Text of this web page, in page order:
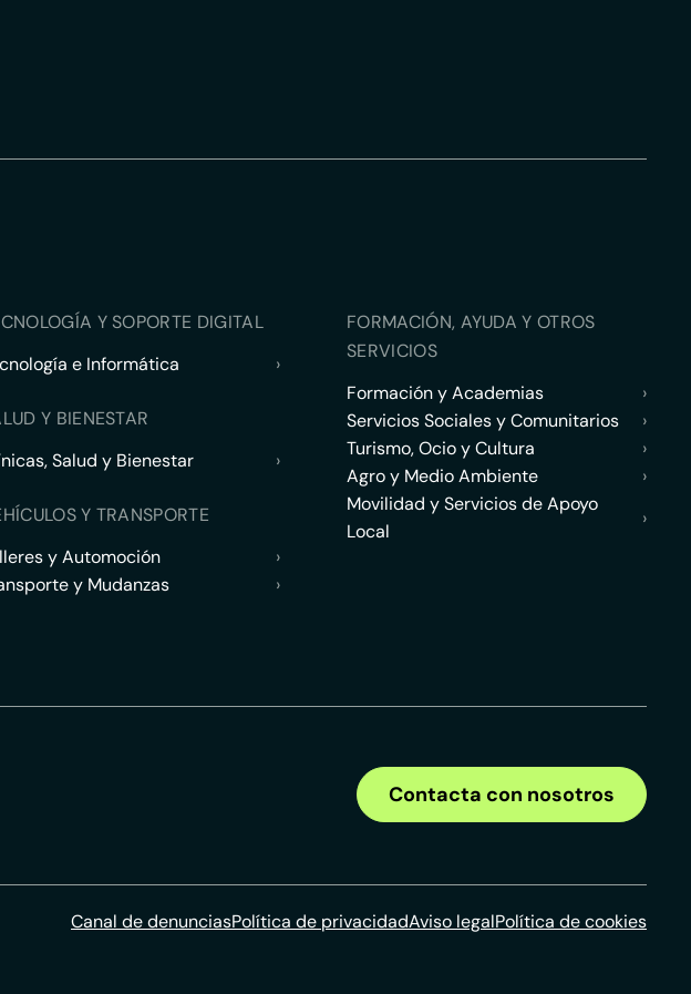
Y SOPORTE DIGITAL
e Informática
›
Y BIENESTAR
Salud y Bienestar
›
Y TRANSPORTE
y Automoción
›
y Mudanzas
›
FORMACIÓN, AYUDA Y OTROS
SERVICIOS
Formación y Academias
›
Servicios Sociales y Comunitarios
›
Turismo, Ocio y Cultura
›
Agro y Medio Ambiente
›
Movilidad y Servicios de Apoyo
Local
›
Contacta con nosotros
Canal de denunciasPolítica de privacidadAviso legalPolítica de cookies